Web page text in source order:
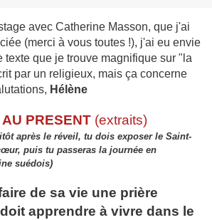
avec Catherine Masson, que j'ai
(merci à vous toutes !), j'ai eu envie
texte que je trouve magnifique sur "la
par un religieux, mais ça concerne
Hélène
PRESENT (extraits)
après le réveil, tu dois exposer le Saint-
puis tu passeras la journée en
suédois)
de sa vie une prière
apprendre à vivre dans le